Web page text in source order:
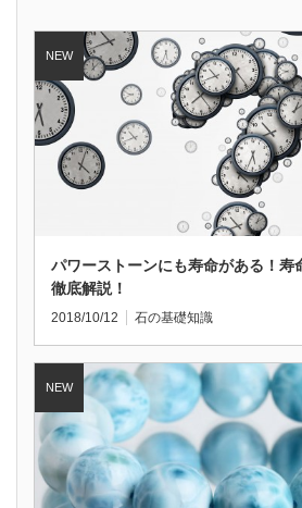
パワーストーンにも寿命がある！寿
徹底解説！
2018/10/12 石の基礎知識